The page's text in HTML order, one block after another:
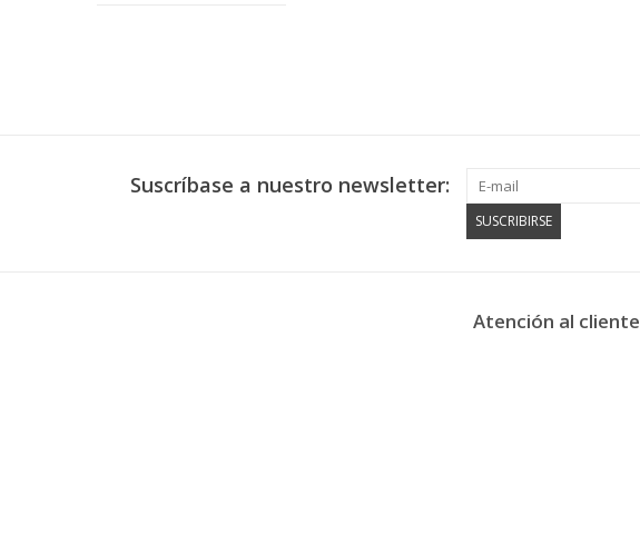
Suscríbase a nuestro newsletter:
SUSCRIBIRSE
Atención al cliente